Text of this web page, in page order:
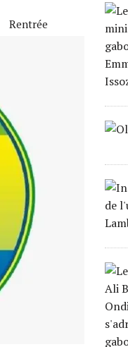
Rentrée